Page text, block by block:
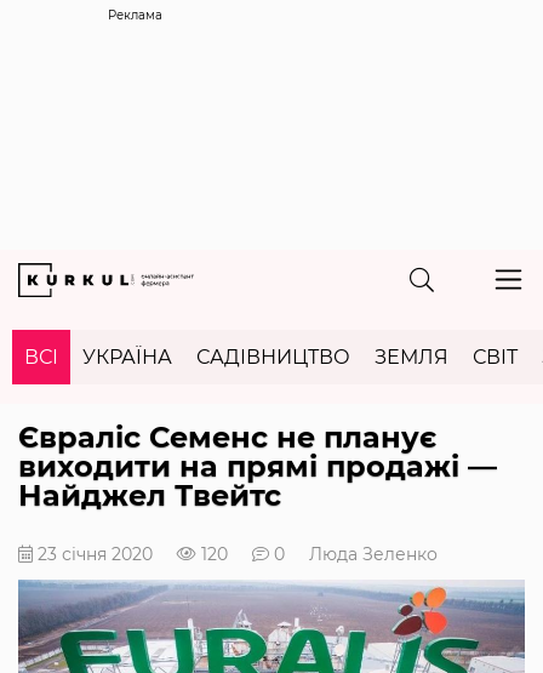
Реклама
ВСІ УКРАЇНА САДІВНИЦТВО ЗЕМЛЯ СВІТ
Євраліс Семенс не планує
виходити на прямі продажі —
Найджел Твейтс
23 січня 2020 120 0 Люда Зеленко